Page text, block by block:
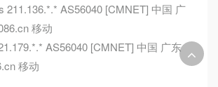
211.136.*.* AS56040 [CMNET] 中国 广
移动
AS56040 [CMNET] 中国 广东
移动